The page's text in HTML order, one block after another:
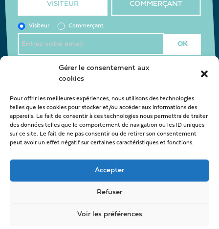
Gérer le consentement aux
cookies
Pour offrir les meilleures expériences, nous utilisons des technologies
telles que les cookies pour stocker et/ou accéder aux informations des
appareils. Le fait de consentir à ces technologies nous permettra de traiter
des données telles que le comportement de navigation ou les ID uniques
sur ce site. Le fait de ne pas consentir ou de retirer son consentement
peut avoir un effet négatif sur certaines caractéristiques et fonctions.
Accepter
Refuser
Voir les préférences
VISITEUR COMMERÇANT
Visiteur Commerçant
Nous contacter
oca@latestedebuch.fr